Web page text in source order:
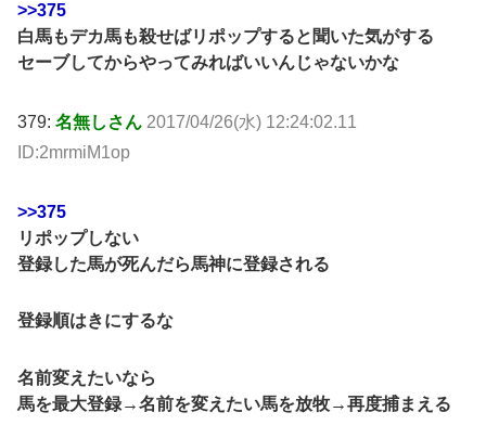
>>375
白馬もデカ馬も殺せばリポップすると聞いた気がする
セーブしてからやってみればいいんじゃないかな
379: 名無しさん 2017/04/26(水) 12:24:02.11
ID:2mrmiM1op
>>375
リポップしない
登録した馬が死んだら馬神に登録される
登録順はきにするな
名前変えたいなら
馬を最大登録→名前を変えたい馬を放牧→再度捕まえる